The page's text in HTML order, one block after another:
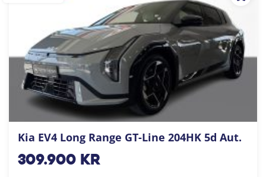
Kia EV4 Long Range GT-Line 204HK 5d Aut.
309.900kr